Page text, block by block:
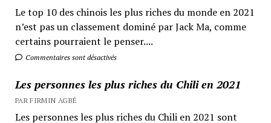
Le top 10 des chinois les plus riches du monde en 2021
n’est pas un classement dominé par Jack Ma, comme
certains pourraient le penser....
Commentaires sont désactivés
Les personnes les plus riches du Chili en 2021
PAR FIRMIN AGBÉ
Les personnes les plus riches du Chili en 2021 sont